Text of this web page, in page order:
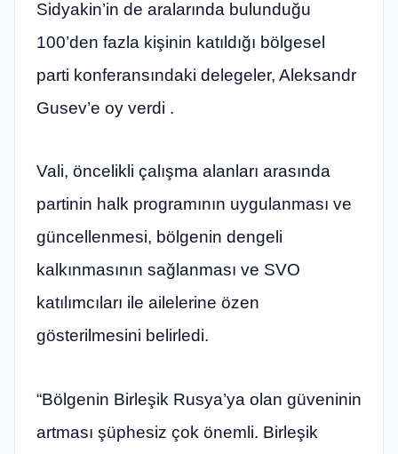
Sidyakin’in de aralarında bulunduğu
100’den fazla kişinin katıldığı bölgesel
parti konferansındaki delegeler, Aleksandr
Gusev’e oy verdi .
Vali, öncelikli çalışma alanları arasında
partinin halk programının uygulanması ve
güncellenmesi, bölgenin dengeli
kalkınmasının sağlanması ve SVO
katılımcıları ile ailelerine özen
gösterilmesini belirledi.
“Bölgenin Birleşik Rusya’ya olan güveninin
artması şüphesiz çok önemli. Birleşik